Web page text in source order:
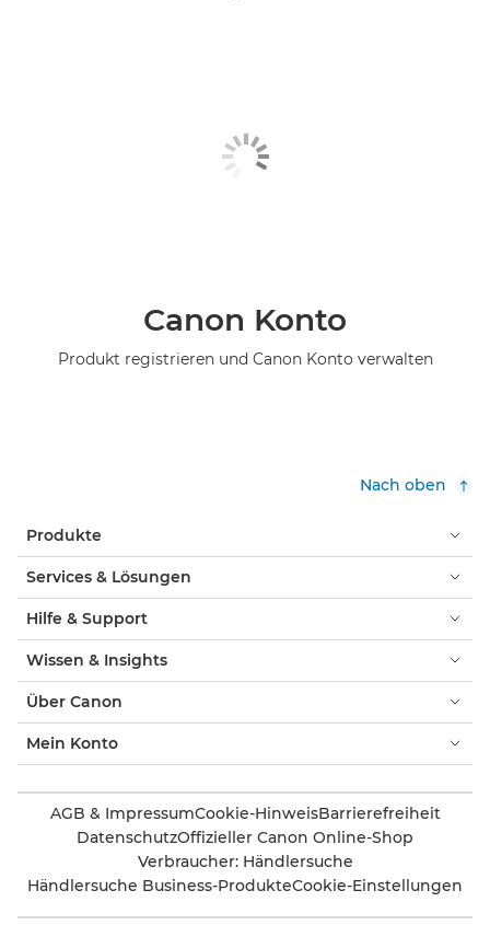
Canon Konto
Produkt registrieren und Canon Konto verwalten
Nach oben
Produkte
Services & Lösungen
Hilfe & Support
Wissen & Insights
Über Canon
Mein Konto
AGB & ImpressumCookie-HinweisBarrierefreiheit
DatenschutzOffizieller Canon Online-Shop
Verbraucher: Händlersuche
Händlersuche Business-ProdukteCookie-Einstellungen